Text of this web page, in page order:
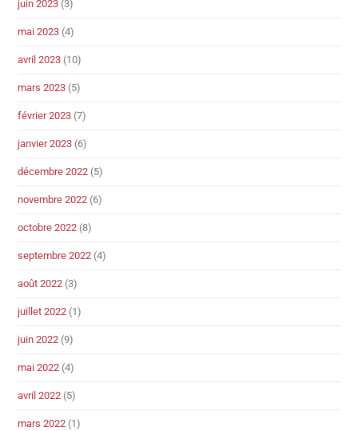
juin 2023 (3)
mai 2023 (4)
avril 2023 (10)
mars 2023 (5)
février 2023 (7)
janvier 2023 (6)
décembre 2022 (5)
novembre 2022 (6)
octobre 2022 (8)
septembre 2022 (4)
août 2022 (3)
juillet 2022 (1)
juin 2022 (9)
mai 2022 (4)
avril 2022 (5)
mars 2022 (1)